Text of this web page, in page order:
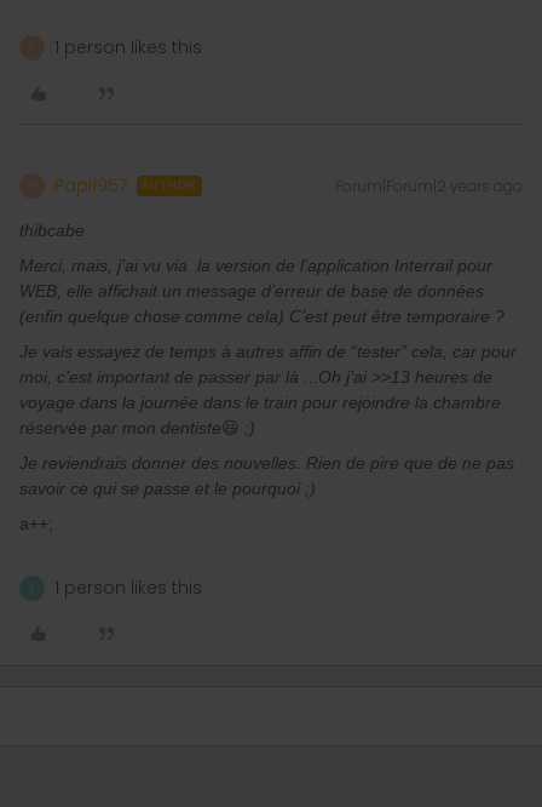
1 person likes this
Papi1957 AUTHOR Forum|Forum|2 years ago
thibcabe
Merci, mais, j’ai vu via la version de l’application Interrail pour
WEB, elle affichait un message d’erreur de base de données
(enfin quelque chose comme cela) C’est peut être temporaire ?
Je vais essayez de temps à autres affin de “tester” cela, car pour
moi, c’est important de passer par là ...Oh j’ai >>13 heures de
voyage dans la journée dans le train pour rejoindre la chambre
réservée par mon dentiste😃 ;)
Je reviendrais donner des nouvelles. Rien de pire que de ne pas
savoir ce qui se passe et le pourquoi ;)
a++;
1 person likes this